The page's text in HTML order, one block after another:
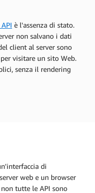
API è l'assenza di stato.
non salvano i dati
client al server sono
visitare un sito Web.
senza il rendering
di
web e un browser
tutte le API sono